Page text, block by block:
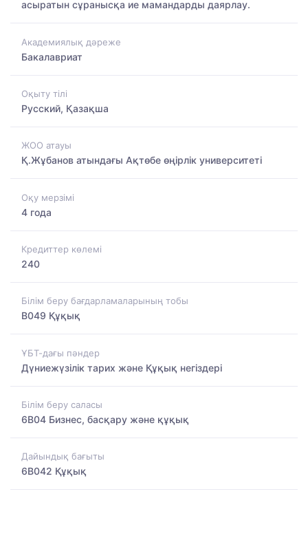
асыратын сұранысқа ие мамандарды даярлау.
Академиялық дәреже
Бакалавриат
Оқыту тілі
Русский, Қазақша
ЖОО атауы
Қ.Жұбанов атындағы Ақтөбе өңірлік университеті
Оқу мерзімі
4 года
Кредиттер көлемі
240
Білім беру бағдарламаларының тобы
B049 Құқық
ҰБТ-дағы пәндер
Дүниежүзілік тарих және Құқық негіздері
Білім беру саласы
6B04 Бизнес, басқару және құқық
Дайындық бағыты
6B042 Құқық